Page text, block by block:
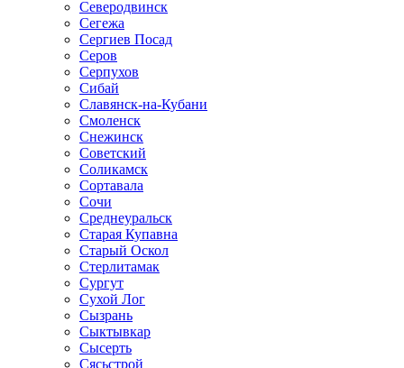
Северодвинск
Сегежа
Сергиев Посад
Серов
Серпухов
Сибай
Славянск-на-Кубани
Смоленск
Снежинск
Советский
Соликамск
Сортавала
Сочи
Среднеуральск
Старая Купавна
Старый Оскол
Стерлитамак
Сургут
Сухой Лог
Сызрань
Сыктывкар
Сысерть
Сясьстрой